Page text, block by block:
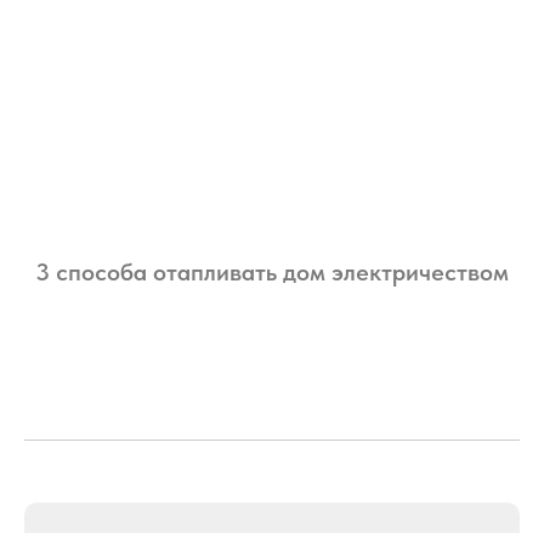
3 способа отапливать дом электричеством